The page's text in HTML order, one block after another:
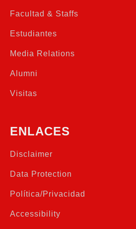
Facultad & Staffs
Estudiantes
Media Relations
Alumni
Visitas
ENLACES
Disclaimer
Data Protection
Política/Privacidad
Accessibility